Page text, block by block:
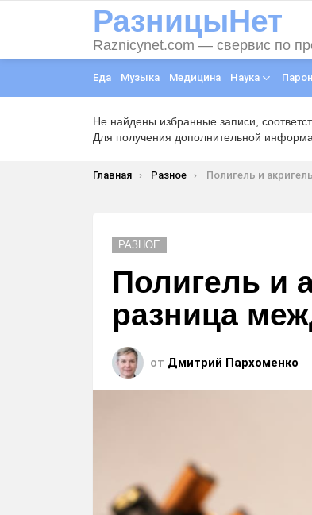
РазницыНет
Raznicynet.com — свервис по
Еда Музыка Медицина Наука
Не найдены избранные записи,
Для получения дополнительной
Вы здесь:
Главная Разное Полигель и акригель в
РАЗНОЕ
Полигель и
разница
от Дмитрий Пархоменко